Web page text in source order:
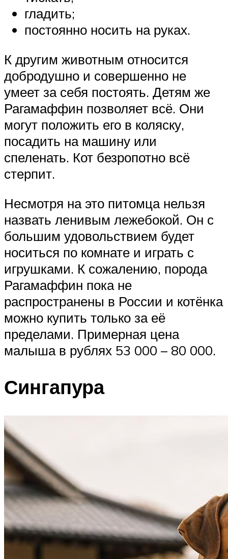
гладить;
постоянно носить на руках.
К другим животным относится
добродушно и совершенно не
умеет за себя постоять. Детям же
Рагамаффин позволяет всё. Они
могут положить его в коляску,
посадить на машину или
спеленать. Кот безропотно всё
стерпит.
Несмотря на это питомца нельзя
назвать ленивым лежебокой. Он с
большим удовольствием будет
носиться по комнате и играть с
игрушками. К сожалению, порода
Рагамаффин пока не
распространены в России и котёнка
можно купить только за её
пределами. Примерная цена
малыша в рублях 53 000 – 80 000.
Сингапура